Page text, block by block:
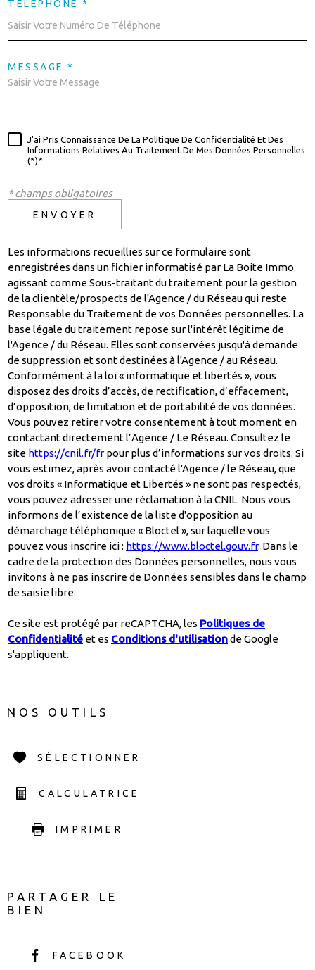
TÉLÉPHONE *
MESSAGE *
J'ai Pris Connaissance De La Politique De Confidentialité Et Des
Informations Relatives Au Traitement De Mes Données Personnelles
(*)*
* champs obligatoires
ENVOYER
Les informations recueillies sur ce formulaire sont
enregistrées dans un fichier informatisé par La Boite Immo
agissant comme Sous-traitant du traitement pour la gestion
de la clientèle/prospects de l'Agence / du Réseau qui reste
Responsable du Traitement de vos Données personnelles. La
base légale du traitement repose sur l'intérêt légitime de
l'Agence / du Réseau. Elles sont conservées jusqu'à demande
de suppression et sont destinées à l'Agence / au Réseau.
Conformément à la loi « informatique et libertés », vous
disposez des droits d’accès, de rectification, d’effacement,
d’opposition, de limitation et de portabilité de vos données.
Vous pouvez retirer votre consentement à tout moment en
contactant directement l’Agence / Le Réseau. Consultez le
site https://cnil.fr/fr pour plus d’informations sur vos droits. Si
vous estimez, après avoir contacté l'Agence / le Réseau, que
vos droits « Informatique et Libertés » ne sont pas respectés,
vous pouvez adresser une réclamation à la CNIL. Nous vous
informons de l’existence de la liste d'opposition au
démarchage téléphonique « Bloctel », sur laquelle vous
pouvez vous inscrire ici : https://www.bloctel.gouv.fr. Dans le
cadre de la protection des Données personnelles, nous vous
invitons à ne pas inscrire de Données sensibles dans le champ
de saisie libre.
Ce site est protégé par reCAPTCHA, les Politiques de
Confidentialité et es Conditions d'utilisationde Google
s'appliquent.
NOS OUTILS
SÉLECTIONNER
CALCULATRICE
IMPRIMER
PARTAGER LE
BIEN
FACEBOOK